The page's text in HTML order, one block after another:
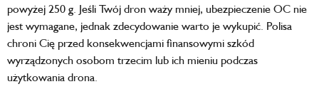
powyżej 250 g. Jeśli Twój dron waży mniej, ubezpieczenie OC nie
jest wymagane, jednak zdecydowanie warto je wykupić. Polisa
chroni Cię przed konsekwencjami finansowymi szkód
wyrządzonych osobom trzecim lub ich mieniu podczas
użytkowania drona.